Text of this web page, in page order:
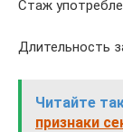
Стаж
Длительность
Читайте
признаки